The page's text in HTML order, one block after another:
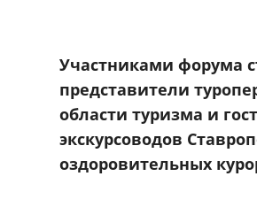
Участниками форума
представители
области туризма и
экскурсоводов
оздоровительных